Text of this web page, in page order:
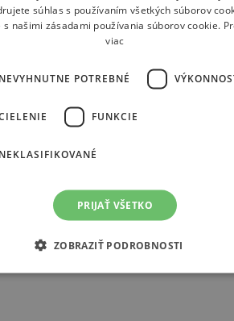
súhlas s používaním všetkých súborov
s našimi zásadami používania súborov cookie.
viac
NEVYHNUTNE POTREBNÉ
FUNKCIE
NEKLASIFIKOVANÉ
PRIJAŤ VŠETKO
ZOBRAZIŤ PODROBNOSTI